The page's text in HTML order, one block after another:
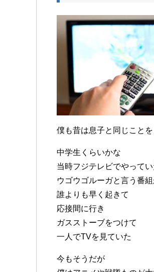
僕も昔は息子と同じこと
中学生くらいかな
当時フジテレビでやってい
ウゴウゴルーガと言う番
誰よりも早く起きて
応接間に行き
ガスストーブをつけて
一人でTVを見ていた
今もそうだが